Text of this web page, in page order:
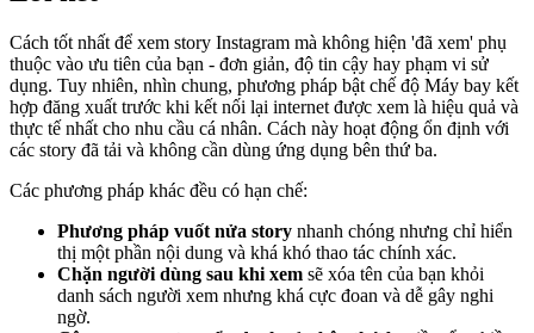
Cách tốt nhất để xem story Instagram mà không hiện 'đã xem' phụ
thuộc vào ưu tiên của bạn - đơn giản, độ tin cậy hay phạm vi sử
dụng. Tuy nhiên, nhìn chung, phương pháp bật chế độ Máy bay kết
hợp đăng xuất trước khi kết nối lại internet được xem là hiệu quả và
thực tế nhất cho nhu cầu cá nhân. Cách này hoạt động ổn định với
các story đã tải và không cần dùng ứng dụng bên thứ ba.
Các phương pháp khác đều có hạn chế:
Phương pháp vuốt nửa story nhanh chóng nhưng chỉ hiển
thị một phần nội dung và khá khó thao tác chính xác.
Chặn người dùng sau khi xem sẽ xóa tên của bạn khỏi
danh sách người xem nhưng khá cực đoan và dễ gây nghi
ngờ.